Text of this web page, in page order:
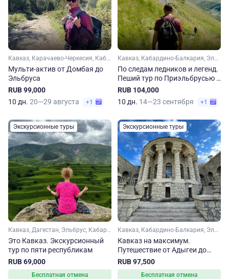
Кавказ, Карачаево-Черкесия, Кабардино-Балкария, Эльбрус, Домбай
Мульти-актив от Домбая до
Эльбруса
RUB 99,000
10 дн. 20—29 августа +1
Кавказ, Кабардино-Балкария, Эльбрус, Северная Осетия
По следам ледников и легенд.
Пеший тур по Приэльбрусью и
Дигории
RUB 104,000
10 дн. 14—23 сентября +1
Экскурсионные туры
Кавказ, Дагестан, Эльбрус, Кабардино-Балкария, Чечня, Ингушетия, Северная Осетия
Это Кавказ. Экскурсионный
тур по пяти республикам
RUB 69,000
Бесплатная отмена
Экскурсионные туры
Кавказ, Кабардино-Балкария, Эльбрус, Ставропольский край, Архыз, Северная Осетия, Чечня, Дагестан, Кавказские Минеральные Воды
Кавказ на максимум.
Путешествие от Адыгеи до
Дагестана
RUB 97,500
Бесплатная отмена